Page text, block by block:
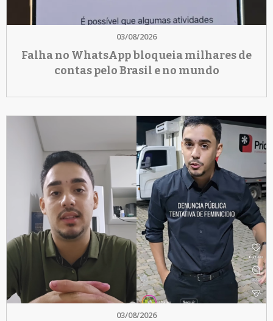
03/08/2026
Falha no WhatsApp bloqueia milhares de
contas pelo Brasil e no mundo
03/08/2026